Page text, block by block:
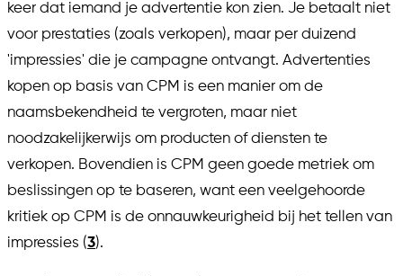
keer dat iemand je advertentie kon zien. Je betaalt niet
voor prestaties (zoals verkopen), maar per duizend
'impressies' die je campagne ontvangt. Advertenties
kopen op basis van CPM is een manier om de
naamsbekendheid te vergroten, maar niet
noodzakelijkerwijs om producten of diensten te
verkopen. Bovendien is CPM geen goede metriek om
beslissingen op te baseren, want een veelgehoorde
kritiek op CPM is de onnauwkeurigheid bij het tellen van
impressies (3).